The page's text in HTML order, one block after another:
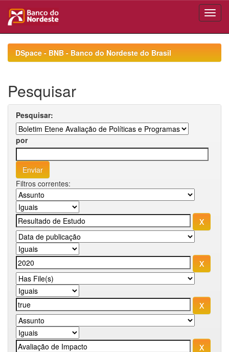
navigationDSpace - BNB - Banco do Nordeste do Brasil
Pesquisar
Pesquisar:
por
Filtros correntes: